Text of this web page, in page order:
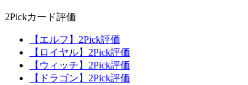
2Pickカード評価
【エルフ】2Pick評価
【ロイヤル】2Pick評価
【ウィッチ】2Pick評価
【ドラゴン】2Pick評価